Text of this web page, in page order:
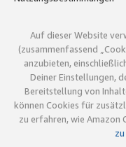
Auf dieser Website
(zusammenfassend
anzubieten,
Deiner Einstellungen,
Bereitstellung von
können Cookies für
zu erfahren, wie Amazon